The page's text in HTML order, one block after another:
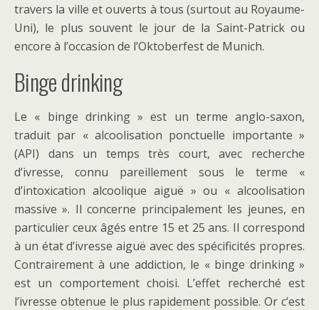
travers la ville et ouverts à tous (surtout au Royaume-
Uni), le plus souvent le jour de la Saint-Patrick ou
encore à l’occasion de l’Oktoberfest de Munich.
Binge drinking
Le « binge drinking » est un terme anglo-saxon,
traduit par « alcoolisation ponctuelle importante »
(API) dans un temps très court, avec recherche
d’ivresse, connu pareillement sous le terme «
d’intoxication alcoolique aiguë » ou « alcoolisation
massive ». Il concerne principalement les jeunes, en
particulier ceux âgés entre 15 et 25 ans. Il correspond
à un état d’ivresse aiguë avec des spécificités propres.
Contrairement à une addiction, le « binge drinking »
est un comportement choisi. L’effet recherché est
l’ivresse obtenue le plus rapidement possible. Or c’est